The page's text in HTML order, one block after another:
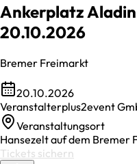
Ankerplatz
20.10.2026
Bremer Freimarkt
20.10.2026
Veranstalterplus2event
Veranstaltungsort
Hansezelt auf dem Bremer
Tickets sichern